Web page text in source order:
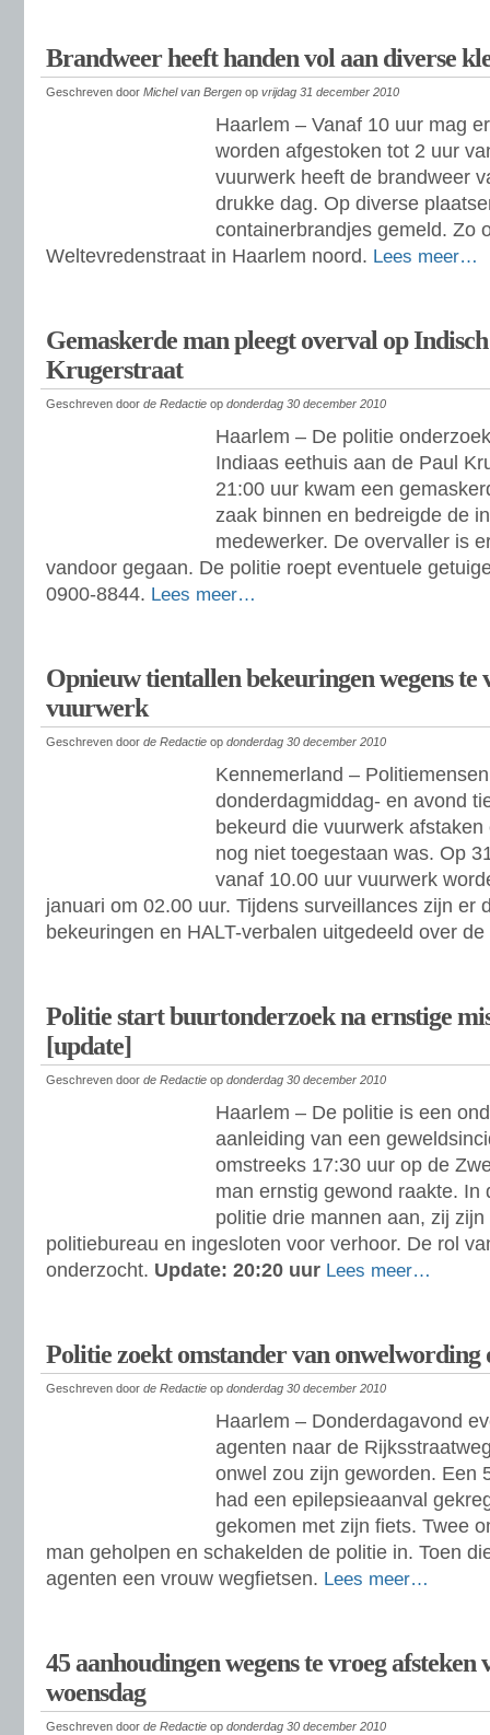
Brandweer heeft handen vol aan diverse
Geschreven door Michel van Bergen op vrijdag 31 december 2010
Haarlem – Vanaf 10 uur mag
worden afgestoken tot 2 uur
vuurwerk heeft de brandweer
drukke dag. Op diverse
containerbrandjes gemeld. Zo
Weltevredenstraat in Haarlem noord. Lees meer…
Gemaskerde man pleegt overval op
Krugerstraat
Geschreven door de Redactie op donderdag 30 december 2010
Haarlem – De politie
Indiaas eethuis aan de Paul
21:00 uur kwam een
zaak binnen en bedreigde de
medewerker. De overvaller is
vandoor gegaan. De politie roept eventuele
0900-8844. Lees meer…
Opnieuw tientallen bekeuringen wegens te
vuurwerk
Geschreven door de Redactie op donderdag 30 december 2010
Kennemerland –
donderdagmiddag- en avond
bekeurd die vuurwerk
nog niet toegestaan was. Op
vanaf 10.00 uur vuurwerk
januari om 02.00 uur. Tijdens surveillances zijn er
bekeuringen en HALT-verbalen uitgedeeld over
Politie start buurtonderzoek na ernstige
[update]
Geschreven door de Redactie op donderdag 30 december 2010
Haarlem – De politie is een
aanleiding van een
omstreeks 17:30 uur op de
man ernstig gewond raakte. In
politie drie mannen aan, zij
politiebureau en ingesloten voor verhoor. De rol
onderzocht. Update: 20:20 uur Lees meer…
Politie zoekt omstander van onwelwording
Geschreven door de Redactie op donderdag 30 december 2010
Haarlem – Donderdagavond
agenten naar de
onwel zou zijn geworden. Een
had een epilepsieaanval
gekomen met zijn fiets. Twee
man geholpen en schakelden de politie in. Toen
agenten een vrouw wegfietsen. Lees meer…
45 aanhoudingen wegens te vroeg
woensdag
Geschreven door de Redactie op donderdag 30 december 2010